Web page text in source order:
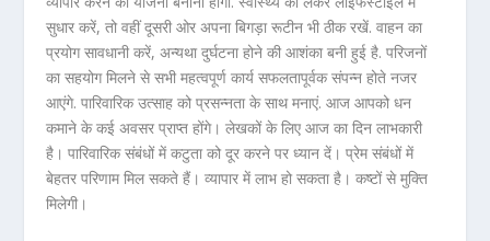
सुधार करें, तो वहीं दूसरी ओर अपना बिगड़ा रूटीन भी ठीक रखें. वाहन का
प्रयोग सावधानी करें, अन्यथा दुर्घटना होने की आशंका बनी हुई है. परिजनों
का सहयोग मिलने से सभी महत्वपूर्ण कार्य सफलतापूर्वक संपन्न होते नजर
आएंगे. पारिवारिक उत्साह को प्रसन्नता के साथ मनाएं. आज आपको धन
कमाने के कई अवसर प्राप्त होंगे। लेखकों के लिए आज का दिन लाभकारी
है। पारिवारिक संबंधों में कटुता को दूर करने पर ध्यान दें। प्रेम संबंधों में
बेहतर परिणाम मिल सकते हैं। व्यापार में लाभ हो सकता है। कष्टों से मुक्ति
मिलेगी।